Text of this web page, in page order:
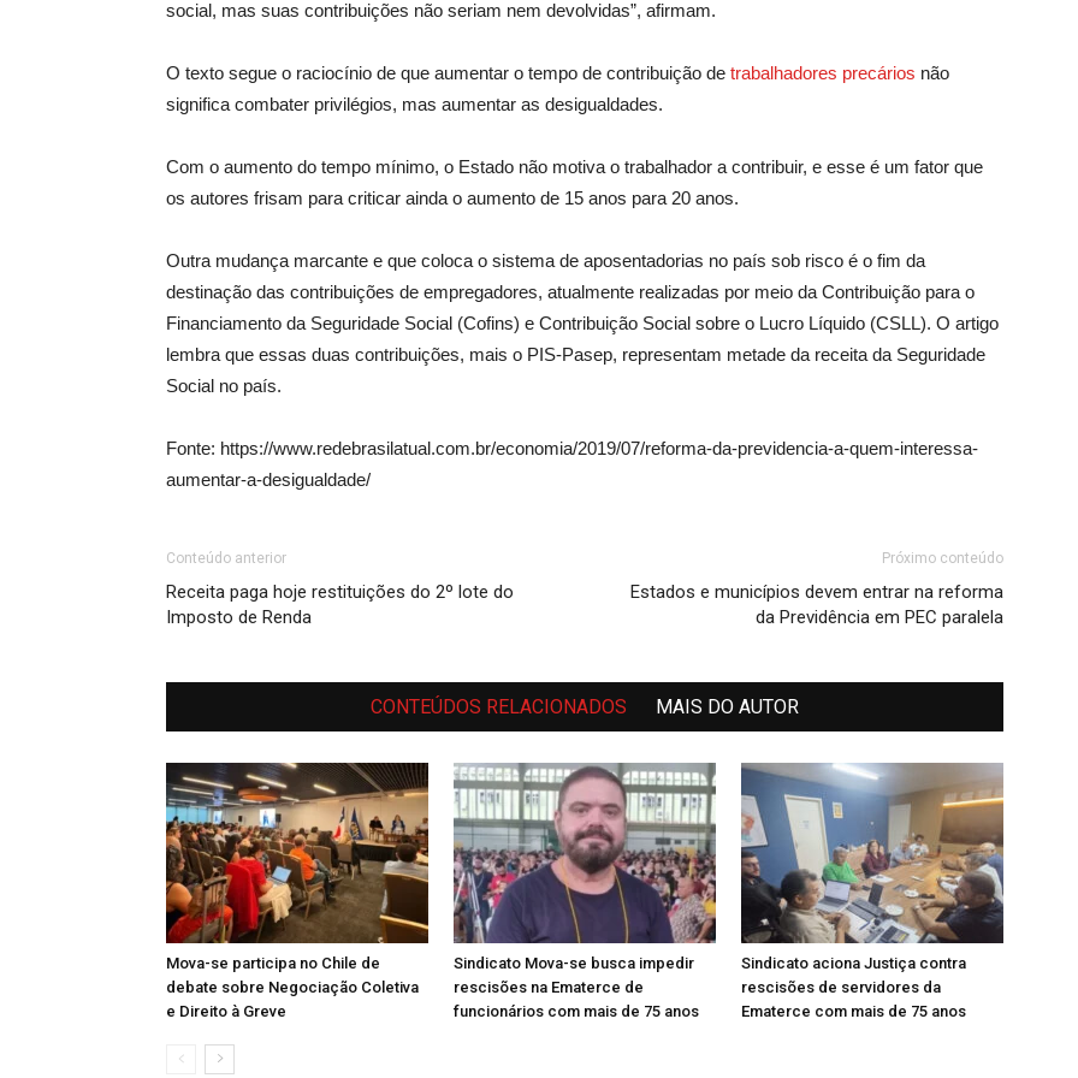
social, mas suas contribuições não seriam nem devolvidas”, afirmam.
O texto segue o raciocínio de que aumentar o tempo de contribuição de trabalhadores precários não
significa combater privilégios, mas aumentar as desigualdades.
Com o aumento do tempo mínimo, o Estado não motiva o trabalhador a contribuir, e esse é um fator que
os autores frisam para criticar ainda o aumento de 15 anos para 20 anos.
Outra mudança marcante e que coloca o sistema de aposentadorias no país sob risco é o fim da
destinação das contribuições de empregadores, atualmente realizadas por meio da Contribuição para o
Financiamento da Seguridade Social (Cofins) e Contribuição Social sobre o Lucro Líquido (CSLL). O artigo
lembra que essas duas contribuições, mais o PIS-Pasep, representam metade da receita da Seguridade
Social no país.
Fonte: https://www.redebrasilatual.com.br/economia/2019/07/reforma-da-previdencia-a-quem-interessa-
aumentar-a-desigualdade/
Conteúdo anterior
Receita paga hoje restituições do 2º lote do
Imposto de Renda
Próximo conteúdo
Estados e municípios devem entrar na reforma
da Previdência em PEC paralela
CONTEÚDOS RELACIONADOS MAIS DO AUTOR
Mova-se participa no Chile de
debate sobre Negociação Coletiva
e Direito à Greve
Sindicato Mova-se busca impedir
rescisões na Ematerce de
funcionários com mais de 75 anos
Sindicato aciona Justiça contra
rescisões de servidores da
Ematerce com mais de 75 anos